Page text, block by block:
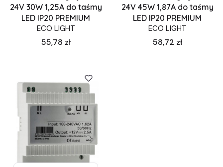
24V 30W 1,25A do taśmy
LED IP20 PREMIUM
ECO LIGHT
Cena
55,78 zł
24V 45W 1,87A do taśmy
LED IP20 PREMIUM
ECO LIGHT
Cena
58,72 zł